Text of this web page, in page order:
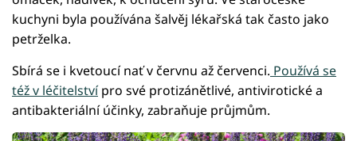
kuchyni byla používána šalvěj lékařská tak často jako
petrželka.
Sbírá se i kvetoucí nať v červnu až červenci. Používá se
též v léčitelství pro své protizánětlivé, antivirotické a
antibakteriální účinky, zabraňuje průjmům.